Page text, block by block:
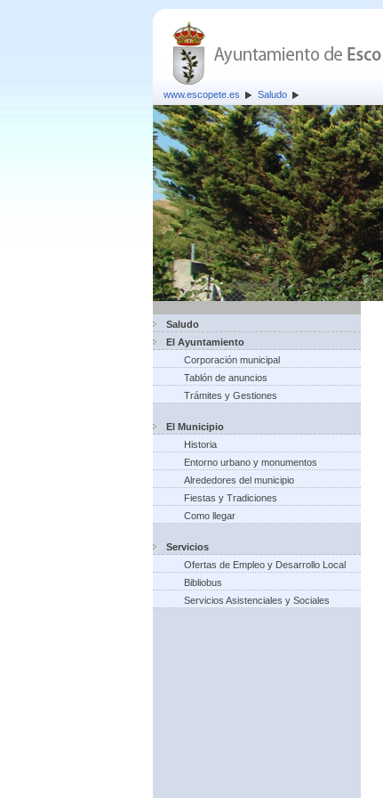
www.escopete.es Saludo
Saludo
El Ayuntamiento
Corporación municipal
Tablón de anuncios
Trámites y Gestiones
El Municipio
Historia
Entorno urbano y monumentos
Alrededores del municipio
Fiestas y Tradiciones
Como llegar
Servicios
Ofertas de Empleo y Desarrollo Local
Bibliobus
Servicios Asistenciales y Sociales